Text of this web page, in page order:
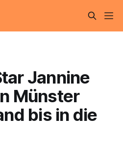
Jannine
Münster
bis in die